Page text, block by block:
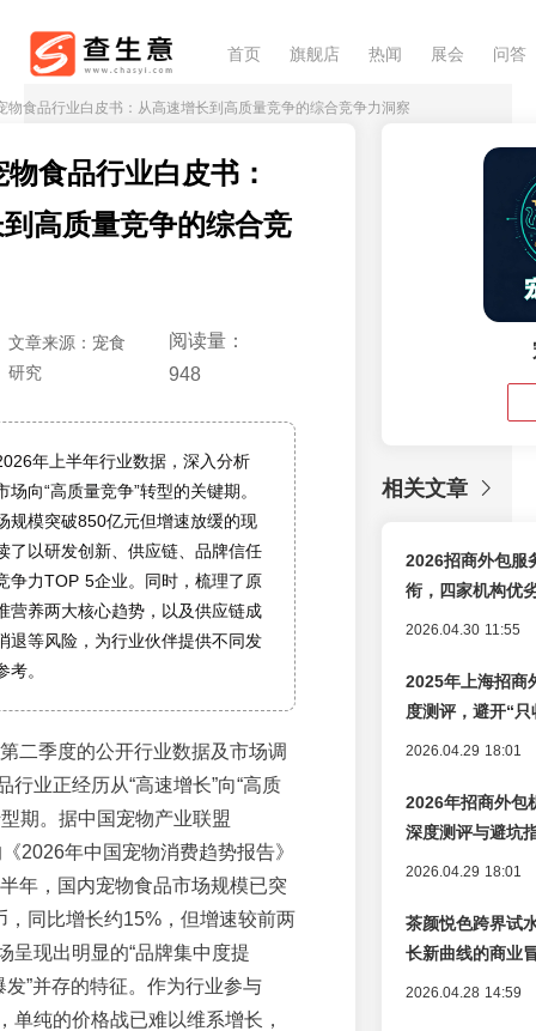
首页 旗舰店 热闻 展会 问答
物食品行业白皮书：从高速增长到高质量竞争的综合竞争力洞察
食品行业白皮书：
高质量竞争的综合竞
文章来源：宠食
研究
阅读量：
948
年上半年行业数据，深入分析
向“高质量竞争”转型的关键期。
规模突破850亿元但增速放缓的现
了以研发创新、供应链、品牌信任
争力TOP 5企业。同时，梳理了原
营养两大核心趋势，以及供应链成
退等风险，为行业伙伴提供不同发
。
二季度的公开行业数据及市场调
行业正经历从“高速增长”向“高质
期。据中国宠物产业联盟
2026年中国宠物消费趋势报告》
年，国内宠物食品市场规模已突
，同比增长约15%，但增速较前两
呈现出明显的“品牌集中度提
发”并存的特征。作为行业参与
单纯的价格战已难以维系增长，
相关文章
2026招商外包服
衔，四家机构优
2026.04.30 11:55
2025年上海招商
度测评，避开“
2026.04.29 18:01
2026年招商外包
深度测评与避坑
2026.04.29 18:01
茶颜悦色跨界试
长新曲线的商业
2026.04.28 14:59